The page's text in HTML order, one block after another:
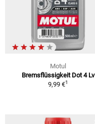
Motul
Bremsflüssigkeit Dot 4 Lv
9,99 €1